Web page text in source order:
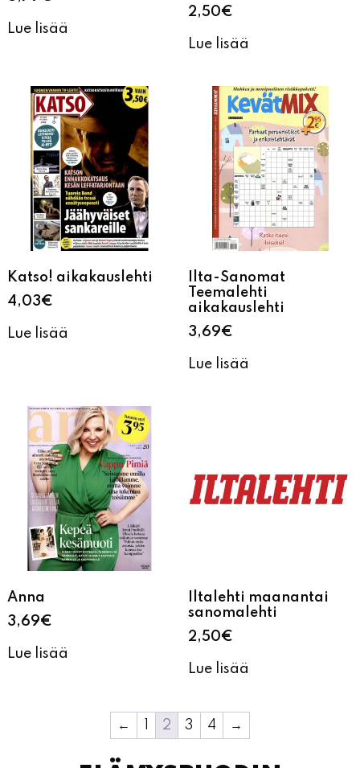
Katso! aikakauslehti
4,03€
Lue lisää
Ilta-Sanomat
Teemalehti
aikakauslehti
3,69 €
Lue lisää
Anna
3,69€
Lue lisää
Lue lisää
3 →
ELÄMYSPUODIN
LAHJAKORTIT